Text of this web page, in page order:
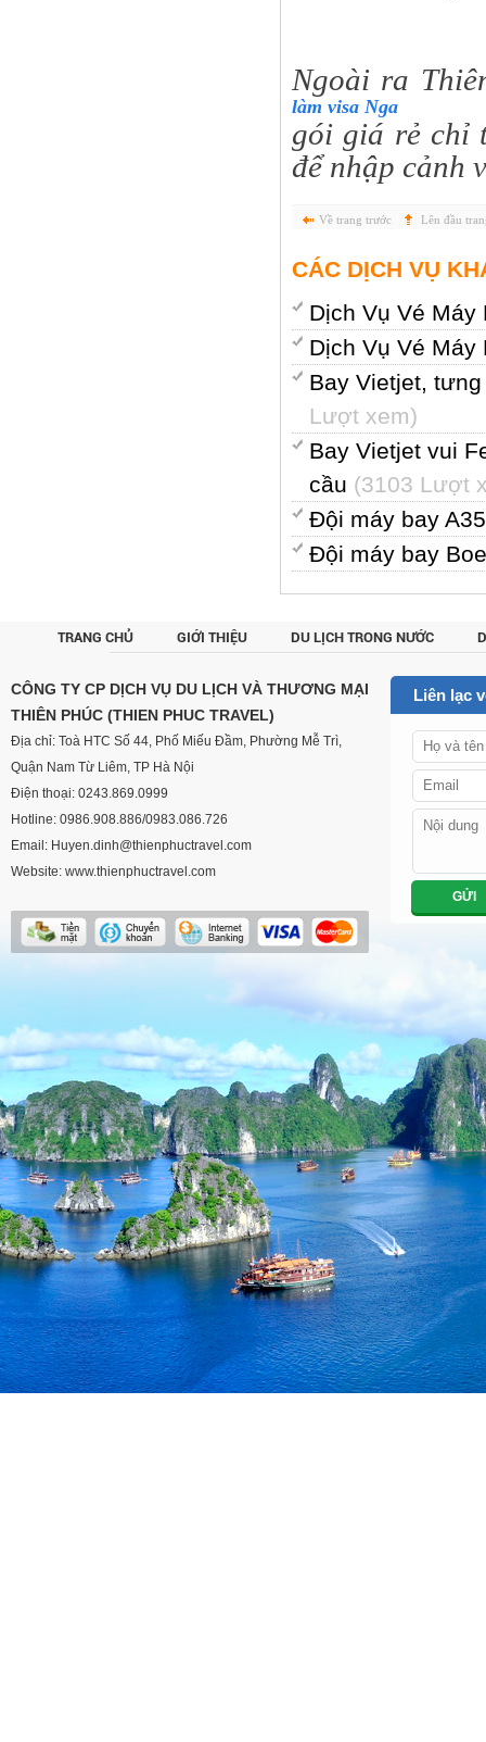
Ngoài ra
làm visa Nga
gói giá rẻ chỉ
để nhập cảnh
Về trang trước Lên đầu
CÁC DỊCH VỤ
Dịch Vụ Vé
Dịch Vụ Vé
Bay Vietjet,
Lượt xem)
Bay Vietjet vui
cầu (3103 Lượt
Đội máy bay
Đội máy bay
TRANG CHỦ GIỚI THIỆU DU LỊCH TRONG NƯỚC
CÔNG TY CP DỊCH VỤ DU LỊCH VÀ THƯƠNG MẠI
THIÊN PHÚC (THIEN PHUC TRAVEL)
Địa chỉ: Toà HTC Số 44, Phố Miếu Đầm, Phường Mễ Trì,
Quận Nam Từ Liêm, TP Hà Nội
Điện thoại: 0243.869.0999
Hotline: 0986.908.886/0983.086.726
Email: Huyen.dinh@thienphuctravel.com
Website: www.thienphuctravel.com
Liên lạc
GỬI